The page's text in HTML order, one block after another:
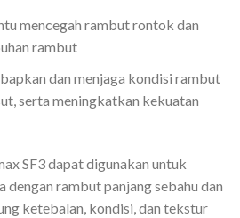
mencegah rambut rontok dan
rambut
dan menjaga kondisi rambut
serta meningkatkan kekuatan
SF3 dapat digunakan untuk
dengan rambut panjang sebahu dan
ketebalan, kondisi, dan tekstur